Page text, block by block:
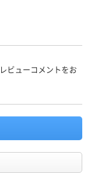
ビューコメントをお